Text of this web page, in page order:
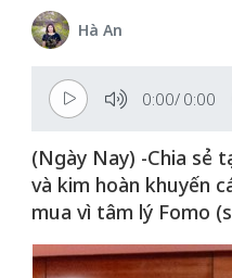
Hà An
0:00/ 0:00
(Ngày Nay) -Chia sẻ
và kim hoàn khuyến
mua vì tâm lý Fomo